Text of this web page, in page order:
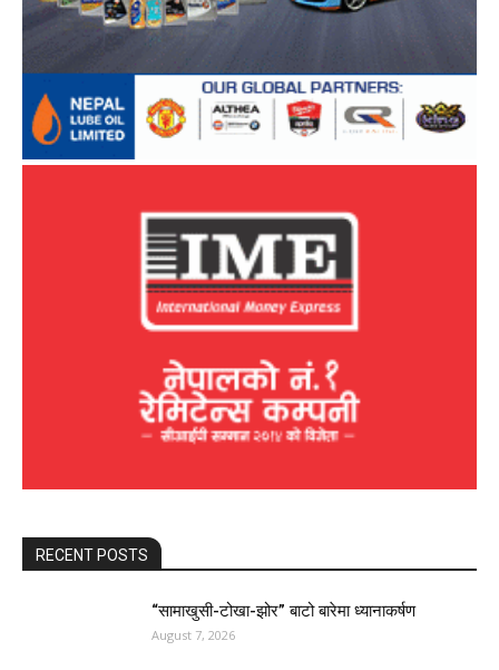
RECENT POSTS
“सामाखुसी-टोखा-झोर” बाटो बारेमा ध्यानाकर्षण
August 7, 2026